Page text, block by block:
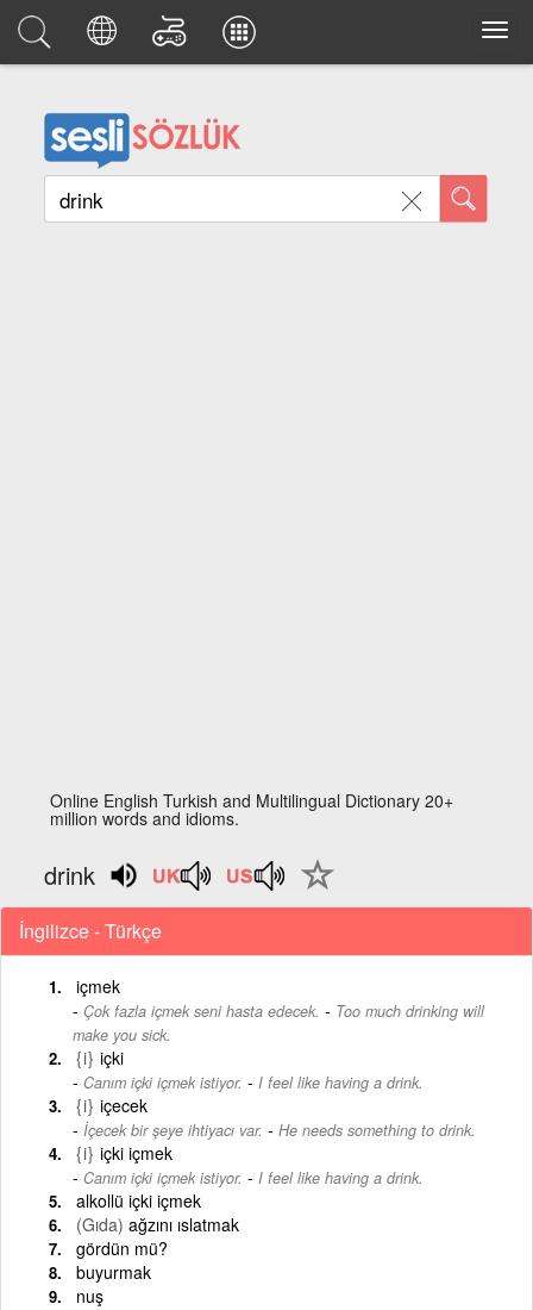
Online English Turkish and Multilingual Dictionary 20+
million words and idioms.
drink
İngilizce - Türkçe
içmek
Çok fazla içmek seni hasta edecek. - Too much drinking will
make you sick.
{i} içki
Canım içki içmek istiyor. - I feel like having a drink.
{i} içecek
İçecek bir şeye ihtiyacı var. - He needs something to drink.
{i} içki içmek
Canım içki içmek istiyor. - I feel like having a drink.
alkollü içki içmek
(Gıda) ağzını ıslatmak
gördün mü?
buyurmak
nuş